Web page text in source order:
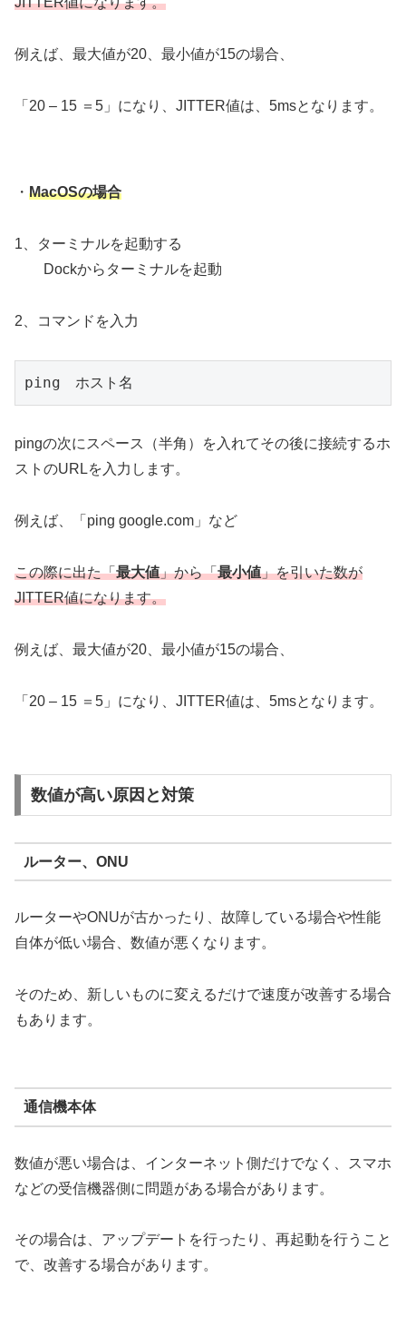
例えば、最大値が20、最小値が15の場合、
「20 – 15 ＝5」になり、JITTER値は、5msとなります。
・ MacOSの場合
1、ターミナルを起動する
Dockからターミナルを起動
2、コマンドを入力
ping　ホスト名
pingの次にスペース（半角）を入れてその後に接続するホ
ストのURLを入力します。
例えば、「ping google.com」など
この際に出た「最大値」から「最小値」を引いた数が
JITTER値になります。
例えば、最大値が20、最小値が15の場合、
「20 – 15 ＝5」になり、JITTER値は、5msとなります。
数値が高い原因と対策
ルーター、ONU
ルーターやONUが古かったり、故障している場合や性能
自体が低い場合、数値が悪くなります。
そのため、新しいものに変えるだけで速度が改善する場合
もあります。
通信機本体
数値が悪い場合は、インターネット側だけでなく、スマホ
などの受信機器側に問題がある場合があります。
その場合は、アップデートを行ったり、再起動を行うこと
で、改善する場合があります。